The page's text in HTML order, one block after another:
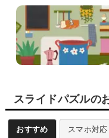
スライドパズルの
おすすめ スマホ対応